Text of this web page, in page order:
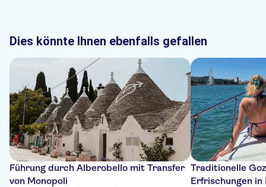
Dies könnte Ihnen ebenfalls gefallen
Führung durch Alberobello mit Transfer
von Monopoli
Traditionelle
Erfrischungen in